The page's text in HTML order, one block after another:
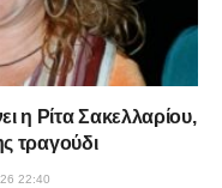
η Ρίτα Σακελλαρίου,
τραγούδι
22:40